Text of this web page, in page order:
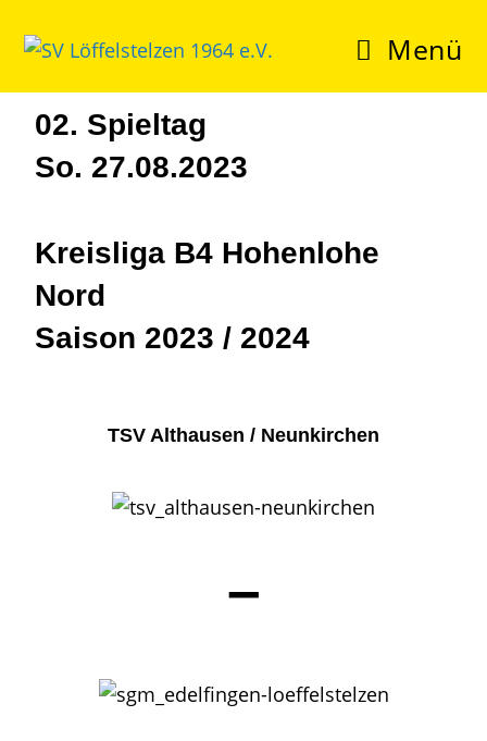
Menü
02. Spieltag
So. 27.08.2023
Kreisliga B4 Hohenlohe
Nord
Saison 2023 / 2024
TSV Althausen / Neunkirchen
–